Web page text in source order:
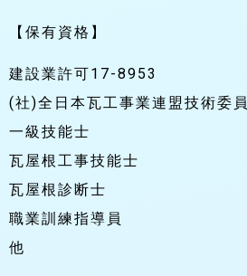
【保有資格】
建設業許可17-8953
(社)全日本瓦工事業連盟技術委員
一級技能士
瓦屋根工事技能士
瓦屋根診断士
職業訓練指導員
他